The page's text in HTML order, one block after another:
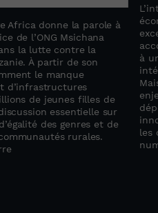
Africa donne la parole à
de l’ONG Msichana
la lutte contre la
À partir de son
le manque
d’infrastructures
de jeunes filles de
essentielle sur
des genres et de
rurales.
à
les